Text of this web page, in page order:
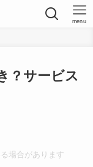
menu
？サービス
場合があります